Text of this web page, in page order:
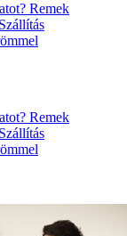
Remek
Remek